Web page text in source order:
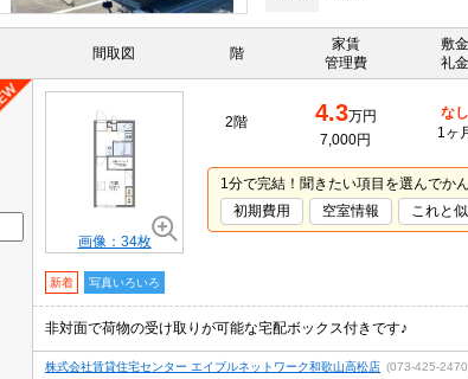
間取図 階
家賃
管理費
敷金
礼金
画像：34枚
2階 4.3万円
7,000円
なし
1ヶ
1分で完結！聞きたい項目を選んでか
初期費用
空室情報 これと
新着 写真いろいろ
非対面で荷物の受け取りが可能な宅配ボックス付きです♪
株式会社賃貸住宅センター エイブルネットワーク和歌山高松店 (073-425-